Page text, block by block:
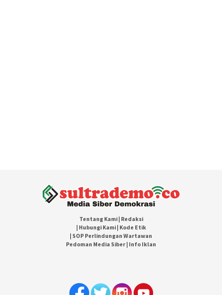
Tentang Kami| Redaksi
| Hubungi Kami| Kode Etik
| SOP Perlindungan Wartawan
Pedoman Media Siber | Info Iklan